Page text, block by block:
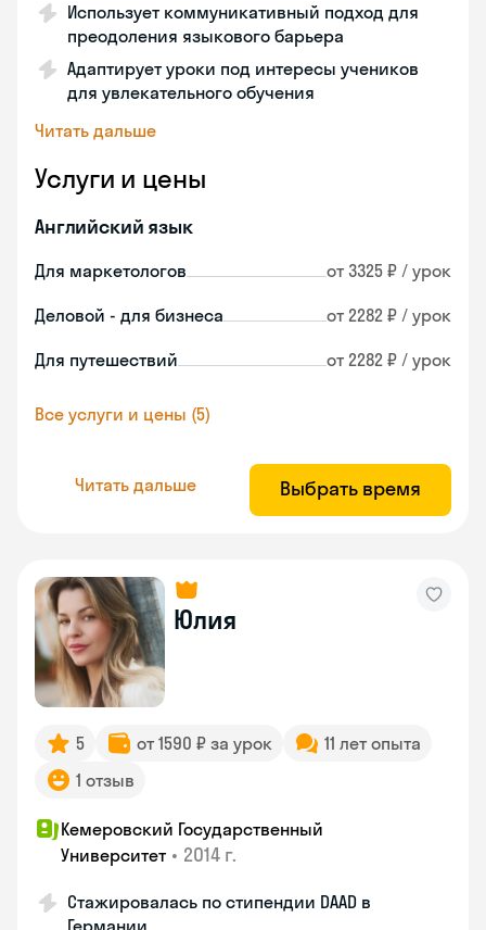
Использует коммуникативный подход для
преодоления языкового барьера
Адаптирует уроки под интересы учеников
для увлекательного обучения
Читать дальше
Услуги и цены
Английский язык
Для маркетологов от 3325 ₽ / урок
Деловой - для бизнеса от 2282 ₽ / урок
Для путешествий от 2282 ₽ / урок
Все услуги и цены (5)
Читать дальше Выбрать время
Юлия
5 от 1590 ₽ за урок
11 лет опыта
1 отзыв
Кемеровский Государственный
Университет • 2014 г.
Стажировалась по стипендии DAAD в
Германии